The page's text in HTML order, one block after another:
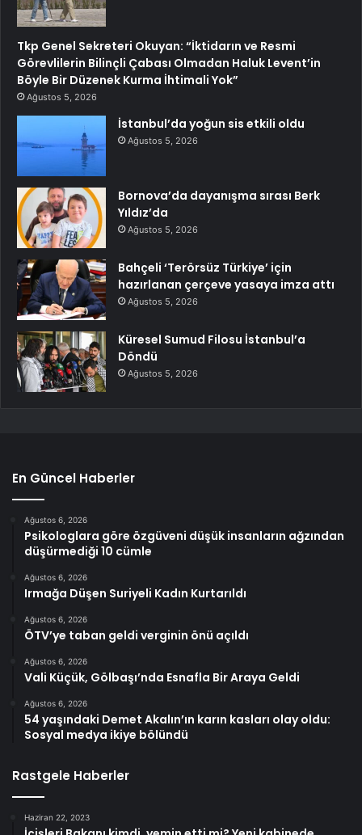
Tkp Genel Sekreteri Okuyan: “İktidarın ve Resmi
Görevlilerin Bilinçli Çabası Olmadan Haluk Levent’in
Böyle Bir Düzenek Kurma İhtimali Yok”
Ağustos 5, 2026
İstanbul’da yoğun sis etkili oldu
Ağustos 5, 2026
Bornova’da dayanışma sırası Berk
Yıldız’da
Ağustos 5, 2026
Bahçeli ‘Terörsüz Türkiye’ için
hazırlanan çerçeve yasaya imza attı
Ağustos 5, 2026
Küresel Sumud Filosu İstanbul’a
Döndü
Ağustos 5, 2026
En Güncel Haberler
Ağustos 6, 2026
Psikologlara göre özgüveni düşük insanların ağzından
düşürmediği 10 cümle
Ağustos 6, 2026
Irmağa Düşen Suriyeli Kadın Kurtarıldı
Ağustos 6, 2026
ÖTV’ye taban geldi verginin önü açıldı
Ağustos 6, 2026
Vali Küçük, Gölbaşı’nda Esnafla Bir Araya Geldi
Ağustos 6, 2026
54 yaşındaki Demet Akalın’ın karın kasları olay oldu:
Sosyal medya ikiye bölündü
Rastgele Haberler
Haziran 22, 2023